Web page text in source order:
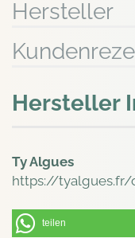
Hersteller
Hersteller
Ty Algues
https://
teilen